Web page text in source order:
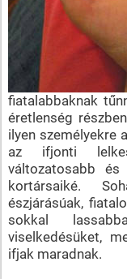
fiatalabbaknak
éretlenség
ilyen személyekre
az ifjonti
változatosabb
kortársaiké.
észjárásúak,
sokkal
viselkedésüket,
ifjak maradnak.